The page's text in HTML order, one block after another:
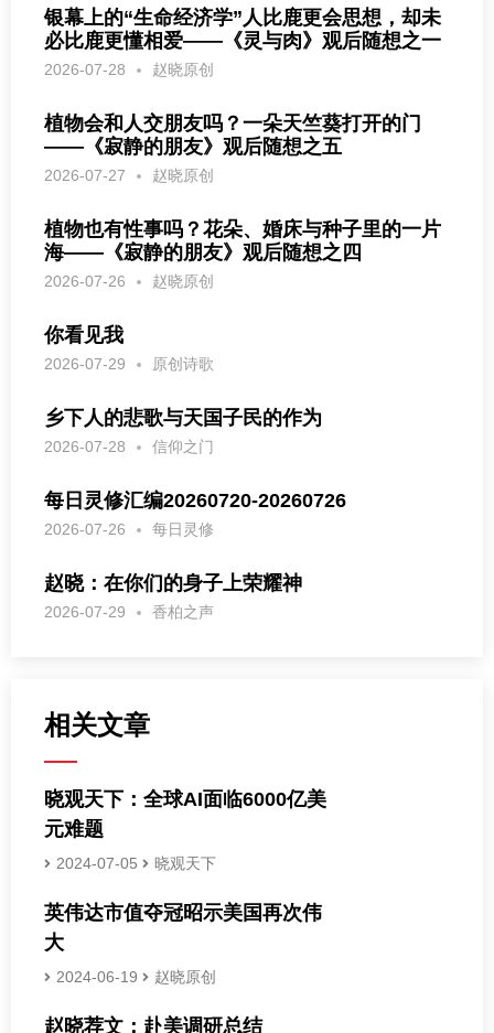
银幕上的“生命经济学”人比鹿更会思想，却未
必比鹿更懂相爱——《灵与肉》观后随想之一
2026-07-28 赵晓原创
植物会和人交朋友吗？一朵天竺葵打开的门
——《寂静的朋友》观后随想之五
2026-07-27 赵晓原创
植物也有性事吗？花朵、婚床与种子里的一片
海——《寂静的朋友》观后随想之四
2026-07-26 赵晓原创
你看见我
2026-07-29 原创诗歌
乡下人的悲歌与天国子民的作为
2026-07-28 信仰之门
每日灵修汇编20260720-20260726
2026-07-26 每日灵修
赵晓：在你们的身子上荣耀神
2026-07-29 香柏之声
相关文章
晓观天下：全球AI面临6000亿美
元难题
2024-07-05 晓观天下
英伟达市值夺冠昭示美国再次伟
大
2024-06-19 赵晓原创
赵晓荐文：赴美调研总结